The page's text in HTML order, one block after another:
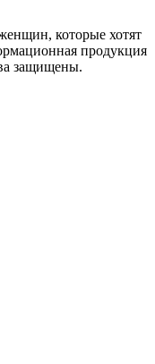
которые хотят
продукция
защищены.